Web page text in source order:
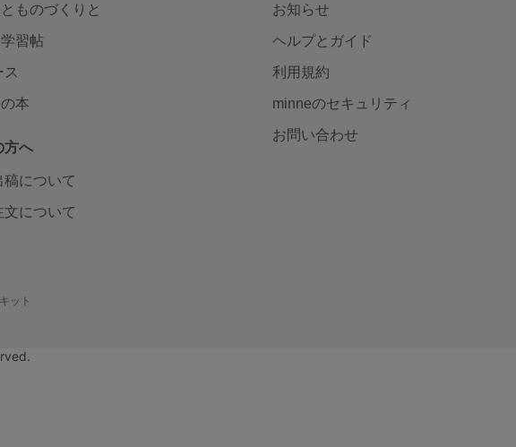
ものづくりと
習帖
ス
本
方へ
稿について
文について
お知らせ
ヘルプとガイド
利用規約
minneのセキュリティ
お問い合わせ
ット